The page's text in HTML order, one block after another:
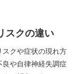
スクの違い
クや症状の現れ方
や自律神経失調症